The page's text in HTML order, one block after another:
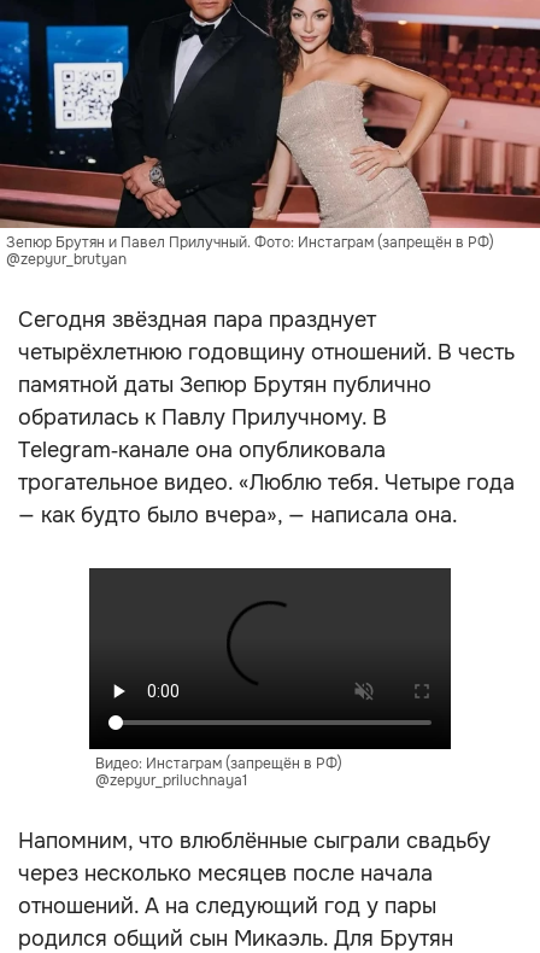
Зепюр Брутян и Павел Прилучный. Фото: Инстаграм (запрещён в РФ)
@zepyur_brutyan
Сегодня звёздная пара празднует
четырёхлетнюю годовщину отношений. В честь
памятной даты Зепюр Брутян публично
обратилась к Павлу Прилучному. В
Telegram‑канале она опубликовала
трогательное видео. «Люблю тебя. Четыре года
— как будто было вчера», — написала она.
Видео: Инстаграм (запрещён в РФ)
@zepyur_priluchnaya1
Напомним, что влюблённые сыграли свадьбу
через несколько месяцев после начала
отношений. А на следующий год у пары
родился общий сын Микаэль. Для Брутян